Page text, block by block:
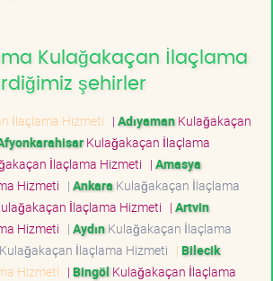
Kulağakaçan İlaçlama
şehirler
İlaçlama Hizmeti | AdıyamanKulağakaçan
Kulağakaçan İlaçlama
İlaçlama Hizmeti | Amasya
Hizmeti | Ankara Kulağakaçan İlaçlama
İlaçlama Hizmeti | Artvin
Hizmeti | AydınKulağakaçan İlaçlama
İlaçlama Hizmeti | Bilecik
Hizmeti | Bingöl Kulağakaçan İlaçlama